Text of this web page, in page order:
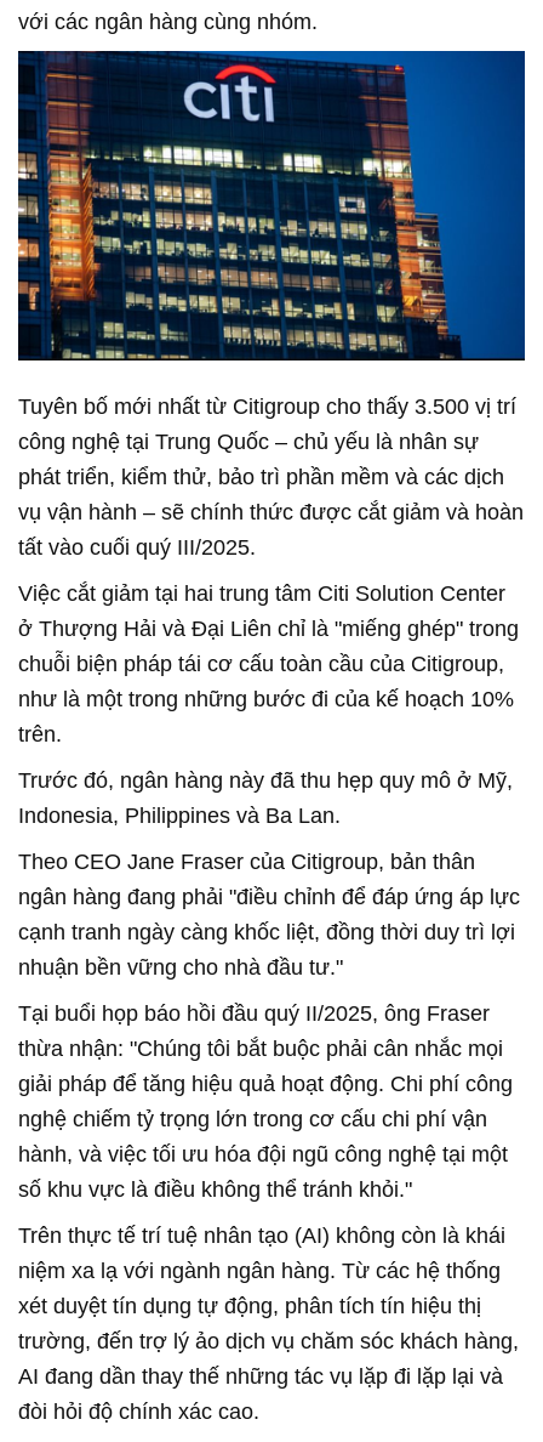
với các ngân hàng cùng nhóm.
Tuyên bố mới nhất từ Citigroup cho thấy 3.500 vị trí
công nghệ tại Trung Quốc – chủ yếu là nhân sự
phát triển, kiểm thử, bảo trì phần mềm và các dịch
vụ vận hành – sẽ chính thức được cắt giảm và hoàn
tất vào cuối quý III/2025.
Việc cắt giảm tại hai trung tâm Citi Solution Center
ở Thượng Hải và Đại Liên chỉ là "miếng ghép" trong
chuỗi biện pháp tái cơ cấu toàn cầu của Citigroup,
như là một trong những bước đi của kế hoạch 10%
trên.
Trước đó, ngân hàng này đã thu hẹp quy mô ở Mỹ,
Indonesia, Philippines và Ba Lan.
Theo CEO Jane Fraser của Citigroup, bản thân
ngân hàng đang phải "điều chỉnh để đáp ứng áp lực
cạnh tranh ngày càng khốc liệt, đồng thời duy trì lợi
nhuận bền vững cho nhà đầu tư."
Tại buổi họp báo hồi đầu quý II/2025, ông Fraser
thừa nhận: "Chúng tôi bắt buộc phải cân nhắc mọi
giải pháp để tăng hiệu quả hoạt động. Chi phí công
nghệ chiếm tỷ trọng lớn trong cơ cấu chi phí vận
hành, và việc tối ưu hóa đội ngũ công nghệ tại một
số khu vực là điều không thể tránh khỏi."
Trên thực tế trí tuệ nhân tạo (AI) không còn là khái
niệm xa lạ với ngành ngân hàng. Từ các hệ thống
xét duyệt tín dụng tự động, phân tích tín hiệu thị
trường, đến trợ lý ảo dịch vụ chăm sóc khách hàng,
AI đang dần thay thế những tác vụ lặp đi lặp lại và
đòi hỏi độ chính xác cao.